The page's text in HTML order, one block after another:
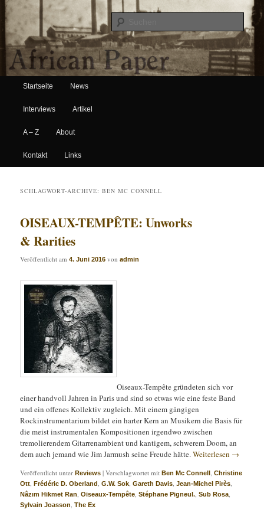
African Paper
Hauptmenü
Zum Inhalt wechseln
Zum sekundären Inhalt wechseln
Startseite News
Interviews Artikel
A – Z About
Kontakt Links
SCHLAGWORT-ARCHIVE:BEN MC CONNELL
OISEAUX-TEMPÊTE: Unworks
& Rarities
Veröffentlicht am4. Juni 2016 vonadmin
Oiseaux-Tempête gründeten sich vor
einer handvoll Jahren in Paris und sind so etwas wie eine feste Band
und ein offenes Kollektiv zugleich. Mit einem gängigen
Rockinstrumentarium bildet ein harter Kern an Musikern die Basis für
die meist instrumentalen Kompositionen irgendwo zwischen
tremolierendem Gitarrenambient und kantigem, schwerem Doom, an
dem auch jemand wie Jim Jarmush seine Freude hätte.Weiterlesen →
Veröffentlicht unter Reviews |Verschlagwortet mit Ben Mc Connell ,Christine
Ott ,Frédéric D. Oberland ,G.W. Sok ,Gareth Davis ,Jean-Michel Pirès
Nâzım Hikmet Ran ,Oiseaux-Tempête ,Stéphane Pigneul. ,Sub Rosa
Sylvain Joasson ,The Ex